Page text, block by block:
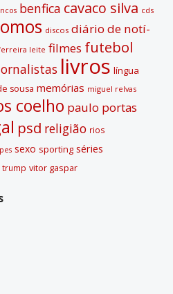
benfica cavaco silva cds
discos diário de notí­
leite filmes futebol
livros lí­ngua
sousa memórias miguel relvas
coelho paulo portas
psd religião rios
sexo sporting séries
trump vitor gaspar